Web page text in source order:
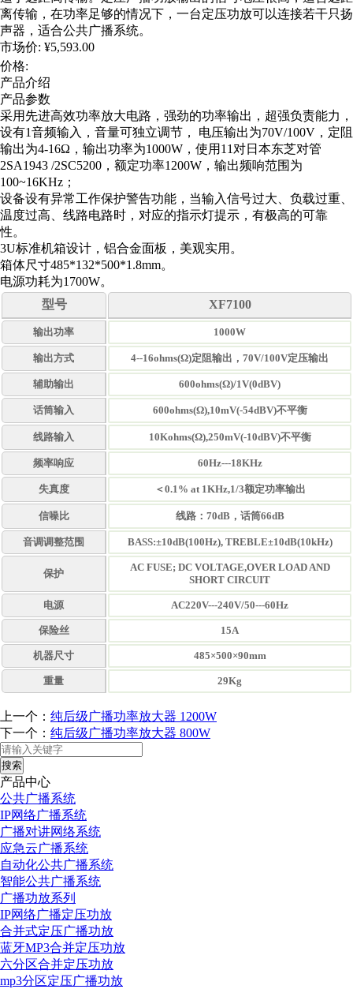
离传输，在功率足够的情况下，一台定压功放可以连接若干只扬
声器，适合公共广播系统。
市场价: ¥5,593.00
价格:
产品介绍
产品参数
采用先进高效功率放大电路，强劲的功率输出，超强负责能力，
设有1音频输入，音量可独立调节， 电压输出为70V/100V，定阻
输出为4-16Ω，输出功率为1000W，使用11对日本东芝对管
2SA1943 /2SC5200，额定功率1200W，输出频响范围为
100~16KHz；
设备设有异常工作保护警告功能，当输入信号过大、负载过重、
温度过高、线路电路时，对应的指示灯提示，有极高的可靠
性。
3U标准机箱设计，铝合金面板，美观实用。
箱体尺寸485*132*500*1.8mm。
电源功耗为1700W。
型号
XF7100
输出功率 1000W
输出方式 4--16ohms(Ω)定阻输出，70V/100V定压输出
辅助输出 600ohms(Ω)/1V(0dBV)
话筒输入 600ohms(Ω),10mV(-54dBV)不平衡
线路输入 10Kohms(Ω),250mV(-10dBV)不平衡
频率响应 60Hz---18KHz
失真度 ＜0.1% at 1KHz,1/3额定功率输出
信噪比 线路：70dB，话筒66dB
音调调整范围 BASS:±10dB(100Hz), TREBLE±10dB(10kHz)
保护
AC FUSE; DC VOLTAGE,OVER LOAD AND
SHORT CIRCUIT
电源 AC220V---240V/50---60Hz
保险丝 15A
机器尺寸 485×500×90mm
重量 29Kg
上一个： 纯后级广播功率放大器 1200W
下一个： 纯后级广播功率放大器 800W
搜索
产品中心
公共广播系统
IP网络广播系统
广播对讲网络系统
应急云广播系统
自动化公共广播系统
智能公共广播系统
广播功放系列
IP网络广播定压功放
合并式定压广播功放
蓝牙MP3合并定压功放
六分区合并定压功放
mp3分区定压广播功放